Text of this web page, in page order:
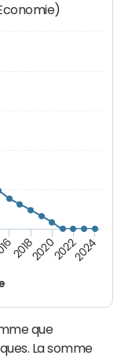
2018202020222024
que
La somme